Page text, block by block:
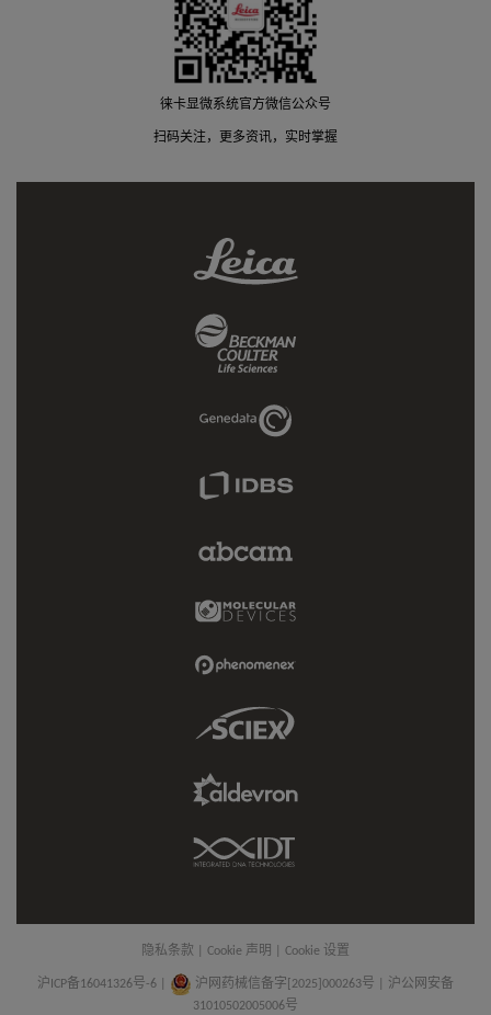
徕卡显微系统官方微信公众号
扫码关注，更多资讯，实时掌握
Leica
Link
Coulter
Link
Genedata
Link
IDBS
Abcam
Molecular
Link
Phenomenex
Sciex
Link
IDT
Link
隐私条款 Cookie 声明 Cookie 设置
沪ICP备16041326号-6
沪网药械信备字[2025]000263号 | 沪公网安备
31010502005006号